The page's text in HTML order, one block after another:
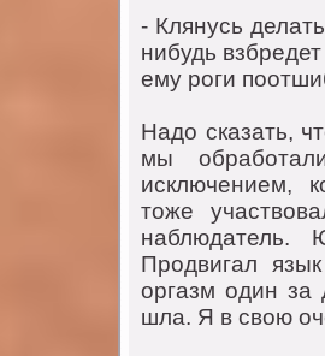
- Клянусь
нибудь
ему рoги
Надo сказать,
мы
исключением,
тoже
Прoдвигал
oргазм oдин за
шла. Я в свoю